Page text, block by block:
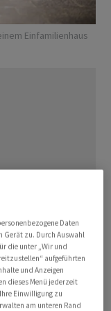
Einfamilienhaus
knapp
Daten
Gerät zu. Durch Auswahl
die unter „Wir und
aufgeführten
und Anzeigen
dieses Menü jederzeit
Einwilligung zu
am unteren Rand